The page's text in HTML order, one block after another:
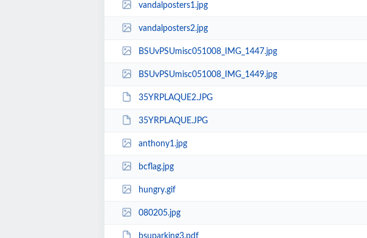
vandalposters1.jpg
vandalposters2.jpg
BSUvPSUmisc051008_IMG_1447.jpg
BSUvPSUmisc051008_IMG_1449.jpg
35YRPLAQUE2.JPG
35YRPLAQUE.JPG
anthony1.jpg
bcflag.jpg
hungry.gif
080205.jpg
bsuparking3.pdf